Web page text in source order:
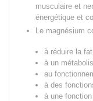
musculaire et
énergétique et
Le magnésium
à réduire la
à un
au
à des
à une